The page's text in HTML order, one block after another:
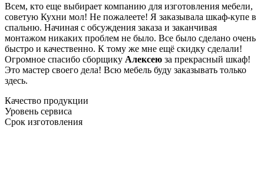
Всем, кто еще выбирает компанию для изготовления мебели,
советую Кухни мол! Не пожалеете! Я заказывала шкаф-купе в
спальню. Начиная с обсуждения заказа и заканчивая
монтажом никаких проблем не было. Все было сделано очень
быстро и качественно. К тому же мне ещё скидку сделали!
Огромное спасибо сборщику Алексею за прекрасный шкаф!
Это мастер своего дела! Всю мебель буду заказывать только
здесь.
Качество продукции
Уровень сервиса
Срок изготовления